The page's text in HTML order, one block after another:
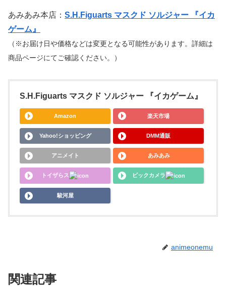
あみあみ本店： S.H.Figuarts マスクド ソルジャー 『イカ
ゲーム』
（※お届け日や価格などは変更となる可能性があります。詳細は
商品ページにてご確認ください。）
S.H.Figuarts マスクド ソルジャー 『イカゲーム』
Amazon 楽天市場
Yahoo!ショッピング DMM通販
アニメイト あみあみ
トイザらス ビックカメラ
駿河屋
animeonemu
関連記事